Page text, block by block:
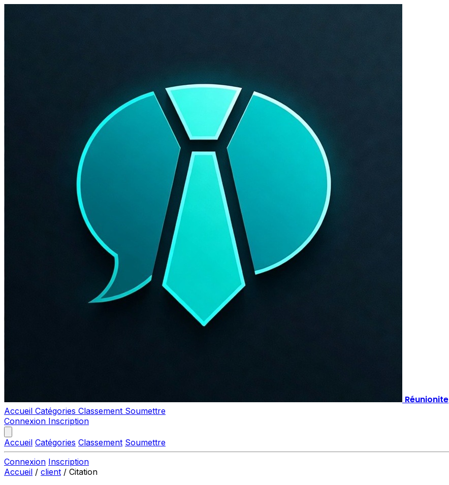
Réunionite
Accueil Catégories Classement Soumettre
Connexion Inscription
Accueil Catégories Classement Soumettre
Connexion Inscription
Accueil / client / Citation